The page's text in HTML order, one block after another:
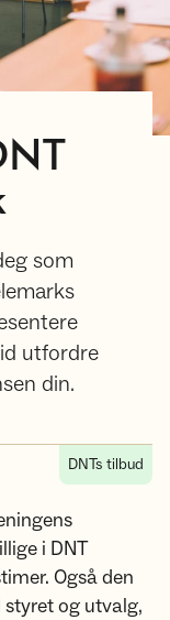
som
utfordre
din.
DNTs tilbud
i DNT
Også den
styret og utvalg,